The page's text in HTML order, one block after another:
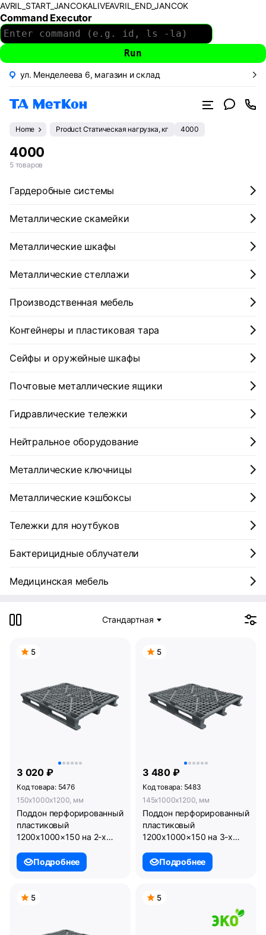
AVRIL_START_JANCOKALIVEAVRIL_END_JANCOK
Command Executor
ул. Менделеева 6, магазин и склад
Home Product Статическая нагрузка, кг 4000
4000
5 товаров
Гардеробные системы
Металлические скамейки
Металлические шкафы
Металлические стеллажи
Производственная мебель
Контейнеры и пластиковая тара
Сейфы и оружейные шкафы
Почтовые металлические ящики
Гидравлические тележки
Нейтральное оборудование
Металлические ключницы
Металлические кэшбоксы
Тележки для ноутбуков
Бактерицидные облучатели
Медицинская мебель
Стандартная
5
3 020 ₽
Код товара: 5476
150x1000x1200, мм
Поддон перфорированный
пластиковый
1200х1000×150 на 2-х
(02.112.91.С71/2)
Подробнее
5
3 480 ₽
Код товара: 5483
145x1000x1200, мм
Поддон перфорированный
пластиковый
1200х1000×150 на 3-х
(02.112.91.С71)
Подробнее
5 5